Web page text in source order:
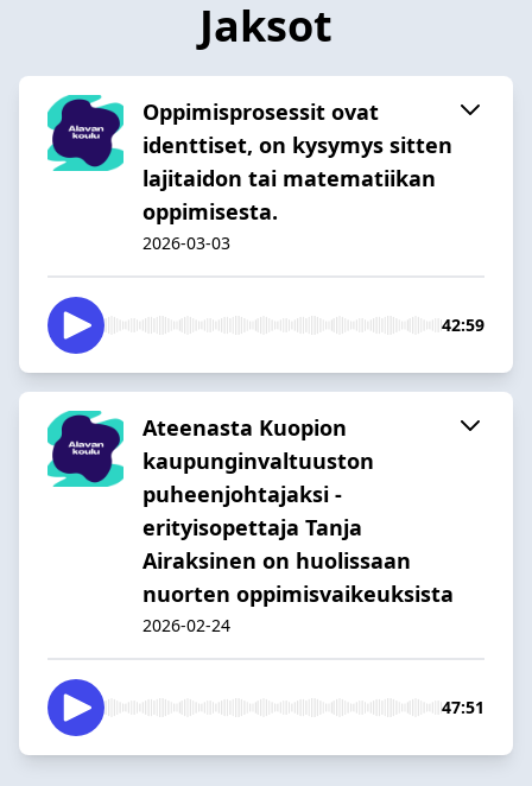
Jaksot
Oppimisprosessit ovat
identtiset, on kysymys sitten
lajitaidon tai matematiikan
oppimisesta.
2026-03-03
42:59
Ateenasta Kuopion
kaupunginvaltuuston
puheenjohtajaksi -
erityisopettaja Tanja
Airaksinen on huolissaan
nuorten oppimisvaikeuksista
2026-02-24
47:51